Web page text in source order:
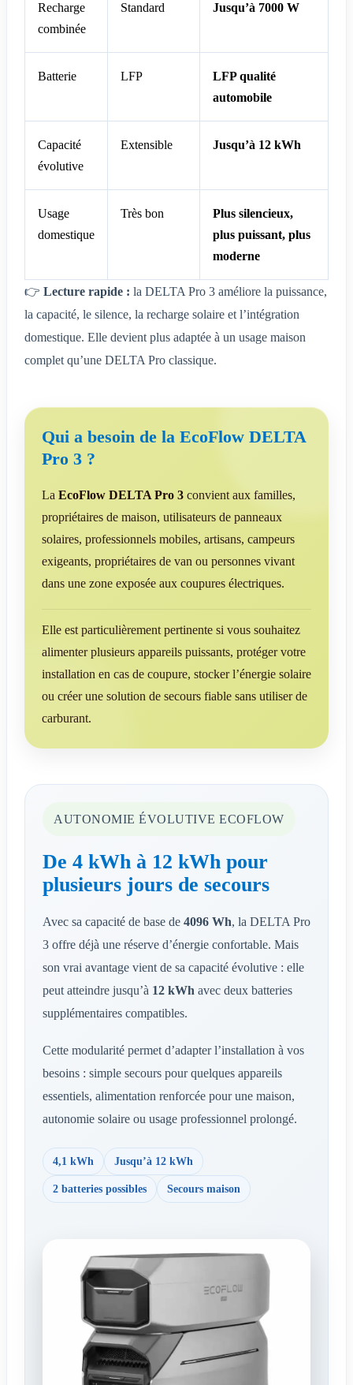
Recharge
combinée
Standard Jusqu’à 7000 W
Batterie LFP
LFP qualité
automobile
Capacité
évolutive
Extensible Jusqu’à 12 kWh
Usage
domestique
Très bon
Plus silencieux,
plus puissant, plus
moderne
👉 Lecture rapide : la DELTA Pro 3 améliore la puissance,
la capacité, le silence, la recharge solaire et l’intégration
domestique. Elle devient plus adaptée à un usage maison
complet qu’une DELTA Pro classique.
Qui a besoin de la EcoFlow DELTA
Pro 3 ?
La EcoFlow DELTA Pro 3 convient aux familles,
propriétaires de maison, utilisateurs de panneaux
solaires, professionnels mobiles, artisans, campeurs
exigeants, propriétaires de van ou personnes vivant
dans une zone exposée aux coupures électriques.
Elle est particulièrement pertinente si vous souhaitez
alimenter plusieurs appareils puissants, protéger votre
installation en cas de coupure, stocker l’énergie solaire
ou créer une solution de secours fiable sans utiliser de
carburant.
AUTONOMIE ÉVOLUTIVE ECOFLOW
De 4 kWh à 12 kWh pour
plusieurs jours de secours
Avec sa capacité de base de 4096 Wh, la DELTA Pro
3 offre déjà une réserve d’énergie confortable. Mais
son vrai avantage vient de sa capacité évolutive : elle
peut atteindre jusqu’à 12 kWh avec deux batteries
supplémentaires compatibles.
Cette modularité permet d’adapter l’installation à vos
besoins : simple secours pour quelques appareils
essentiels, alimentation renforcée pour une maison,
autonomie solaire ou usage professionnel prolongé.
4,1 kWh Jusqu’à 12 kWh
2 batteries possibles Secours maison